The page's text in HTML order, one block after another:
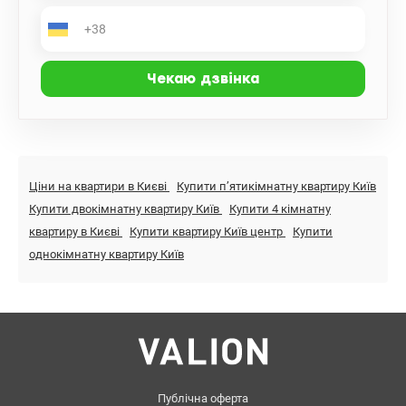
Ціни на квартири в Києві
Купити пʼятикімнатну квартиру Київ
Купити двокімнатну квартиру Київ
Купити 4 кімнатну
квартиру в Києві
Купити квартиру Київ центр
Купити
однокімнатну квартиру Київ
Публічна оферта